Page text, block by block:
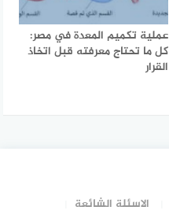
عملية تكميم المعدة في مصر:
كل ما تحتاج معرفته قبل اتخاذ
القرار
الاسئلة الشائعة